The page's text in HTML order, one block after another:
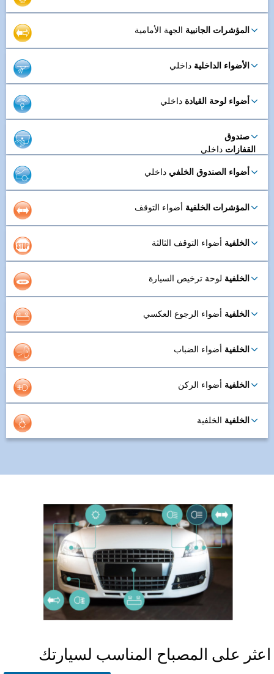
المؤشرات الجانبية الجهة الأمامية
الأضواء الداخلية داخلي
أضواء لوحة القيادة داخلي
صندوق
القفازات داخلي
أضواء الصندوق الخلفي داخلي
المؤشرات الخلفية أضواء التوقف
الخلفية أضواء التوقف الثالثة
الخلفية لوحة ترخيص السيارة
الخلفية أضواء الرجوع العكسي
الخلفية أضواء الضباب
الخلفية أضواء الركن
الخلفية الخلفية
على المصباح المناسب لسيارتك